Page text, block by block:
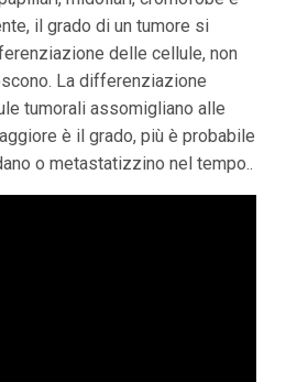
il grado di un tumore si
delle cellule, non
La differenziazione
tumorali assomigliano alle
è il grado, più è probabile
o metastatizzino nel tempo..